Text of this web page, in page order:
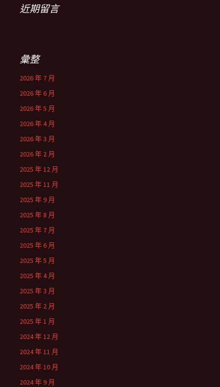
近期留言
彙整
2026 年 7 月
2026 年 6 月
2026 年 5 月
2026 年 4 月
2026 年 3 月
2026 年 2 月
2025 年 12 月
2025 年 11 月
2025 年 9 月
2025 年 8 月
2025 年 7 月
2025 年 6 月
2025 年 5 月
2025 年 4 月
2025 年 3 月
2025 年 2 月
2025 年 1 月
2024 年 12 月
2024 年 11 月
2024 年 10 月
2024 年 9 月